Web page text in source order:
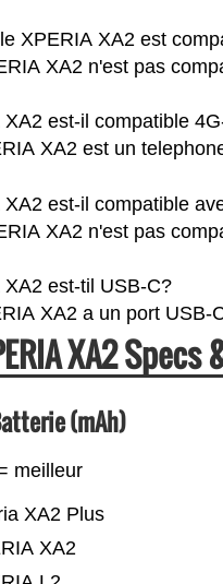
XPERIA XA2 est
XA2 n'est pas
XA2 est-il compatible
XA2 est un
XA2 est-il compatible
XA2 n'est pas
XA2 est-til USB-C?
XA2 a un port USB-
XA2
(mAh)
meilleur
XA2
XA2 Plus